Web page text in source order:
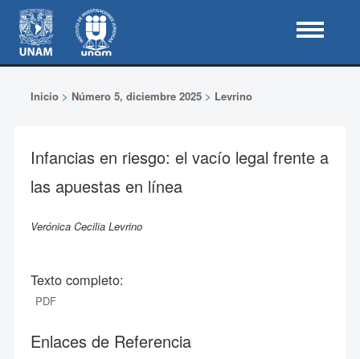
Inicio> Número 5, diciembre 2025> Levrino
Infancias en riesgo: el vacío legal frente a
las apuestas en línea
Verónica Cecilia Levrino
Texto completo:
PDF
Enlaces de Referencia